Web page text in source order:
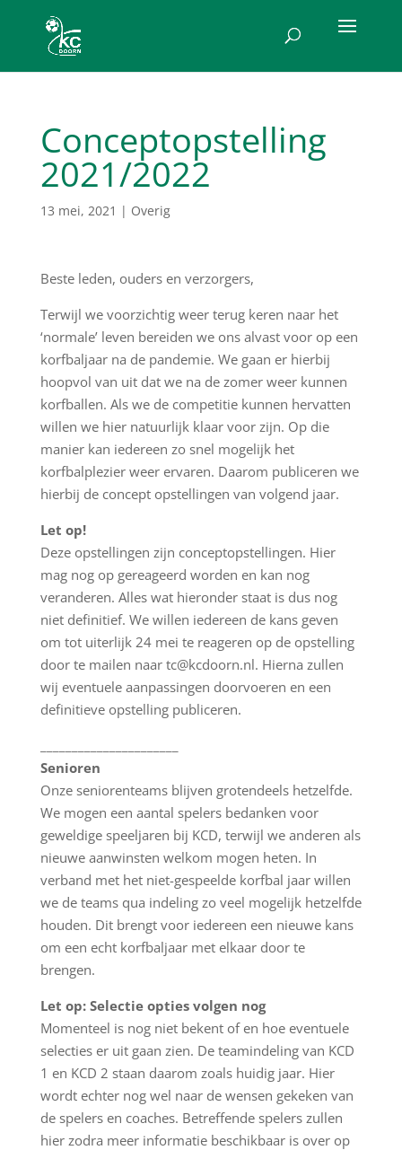
Conceptopstelling
2021/2022
13 mei, 2021 | Overig
Beste leden, ouders en verzorgers,
Terwijl we voorzichtig weer terug keren naar het
‘normale’ leven bereiden we ons alvast voor op een
korfbaljaar na de pandemie. We gaan er hierbij
hoopvol van uit dat we na de zomer weer kunnen
korfballen. Als we de competitie kunnen hervatten
willen we hier natuurlijk klaar voor zijn. Op die
manier kan iedereen zo snel mogelijk het
korfbalplezier weer ervaren. Daarom publiceren we
hierbij de concept opstellingen van volgend jaar.
Let op!
Deze opstellingen zijn conceptopstellingen. Hier
mag nog op gereageerd worden en kan nog
veranderen. Alles wat hieronder staat is dus nog
niet definitief. We willen iedereen de kans geven
om tot uiterlijk 24 mei te reageren op de opstelling
door te mailen naar tc@kcdoorn.nl. Hierna zullen
wij eventuele aanpassingen doorvoeren en een
definitieve opstelling publiceren.
Senioren
Onze seniorenteams blijven grotendeels hetzelfde.
We mogen een aantal spelers bedanken voor
geweldige speeljaren bij KCD, terwijl we anderen als
nieuwe aanwinsten welkom mogen heten. In
verband met het niet-gespeelde korfbal jaar willen
we de teams qua indeling zo veel mogelijk hetzelfde
houden. Dit brengt voor iedereen een nieuwe kans
om een echt korfbaljaar met elkaar door te
brengen.
Let op: Selectie opties volgen nog
Momenteel is nog niet bekent of en hoe eventuele
selecties er uit gaan zien. De teamindeling van KCD
1 en KCD 2 staan daarom zoals huidig jaar. Hier
wordt echter nog wel naar de wensen gekeken van
de spelers en coaches. Betreffende spelers zullen
hier zodra meer informatie beschikbaar is over op